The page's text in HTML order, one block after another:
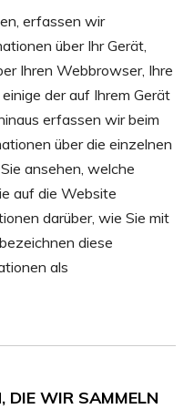
erfassen wir
über Ihr Gerät,
Ihren Webbrowser, Ihre
der auf Ihrem Gerät
erfassen wir beim
über die einzelnen
ansehen, welche
auf die Website
darüber, wie Sie mit
diese
als
DIE WIR SAMMELN